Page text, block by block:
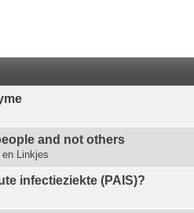
and not others
Linkjes
infectieziekte (PAIS)?